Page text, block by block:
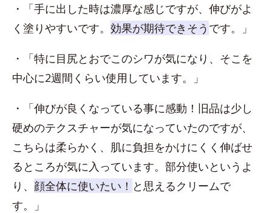
・「手に出した時は濃厚な感じですが、伸びがよ
く塗りやすいです。 効果が期待できそう です。」
・「特に目尻とおでこのシワが気になり、そこを
中心に2週間くらい使用しています。」
・「伸びが良くなっている事に感動！旧品は少し
硬めのテクスチャーが気になっていたのですが、
こちらは柔らかく、肌に負担をかけにくく伸ばせ
るところが気に入っています。部分使いというよ
り、 顔全体に使いたい！ と思えるクリームで
す。」